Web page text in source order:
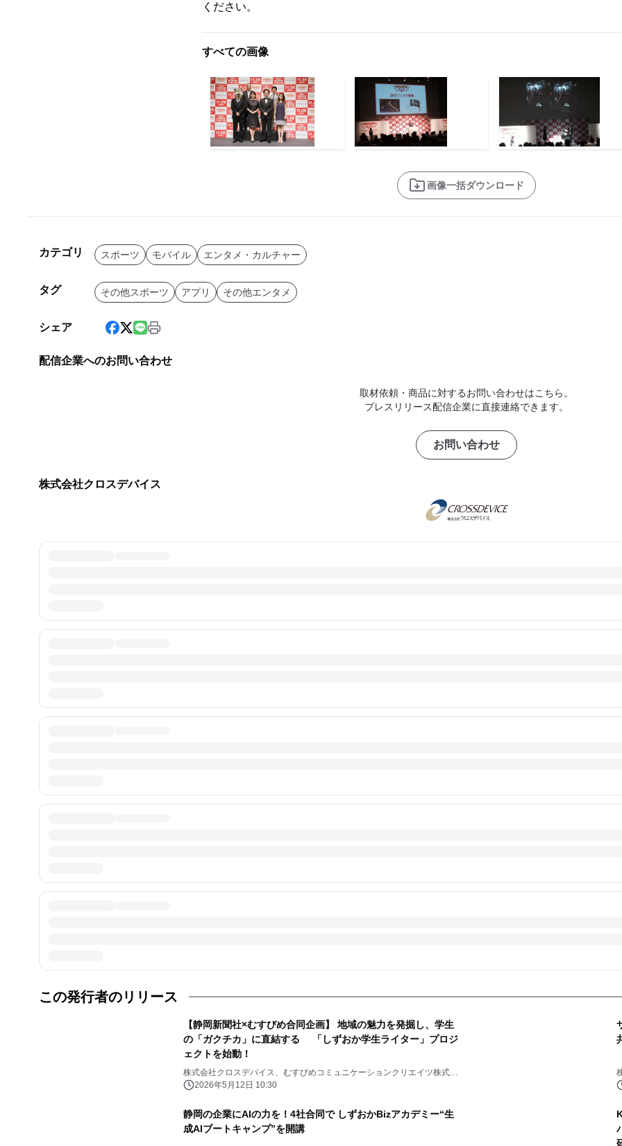
ください。
すべての画像
画像一括ダウンロード
カテゴリ スポーツ モバイル エンタメ・カルチャー
タグ その他スポーツ アプリ その他エンタメ
シェア
配信企業へのお問い合わせ
取材依頼・商品に対するお問い合わせはこちら。
プレスリリース配信企業に直接連絡できます。
お問い合わせ
株式会社クロスデバイス
この発行者のリリース
【静岡新聞社×むすびめ合同企画】 地域の魅力を発掘し、学生
の「ガクチカ」に直結する 「しずおか学生ライター」プロジ
ェクトを始動！
株式会社クロスデバイス、むすびめコミュニケーションクリエイツ株式会
社 2026年5月12日 10:30
静岡の企業にAIの力を！4社合同で しずおかBizアカデミー“生
成AIブートキャンプ”を開講